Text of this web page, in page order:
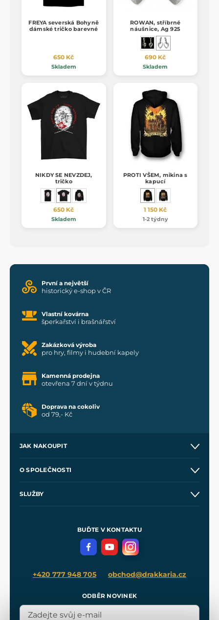
FREYA severská Bohyně
dámské tričko barevné
650 Kč
Skladem
ROWAN, stříbrné
náušnice, Ag 925
690 Kč
Skladem
NIKDY SE NEVZDEJ,
tričko
650 Kč
Skladem
PROTI VŠEM, mikina s
kapucí
1 150 Kč
1-2 týdny
První a největší
historický e-shop v ČR
Vlastní kovárna
šperkařství i brašnářství
Zakázková výroba
pro hry, filmy i hudební kapely
Kamenná prodejna
otevřena 7 dní v týdnu
Doprava na cokoliv
od 79,- Kč
JAK NAKOUPIT
Velkoobchod
O SPOLEČNOSTI
SLUŽBY
Meče pro Kingdom Come
BUĎTE V KONTAKTU
+420 777 948 705 obchod@drakkaria.cz
ODBĚR NOVINEK